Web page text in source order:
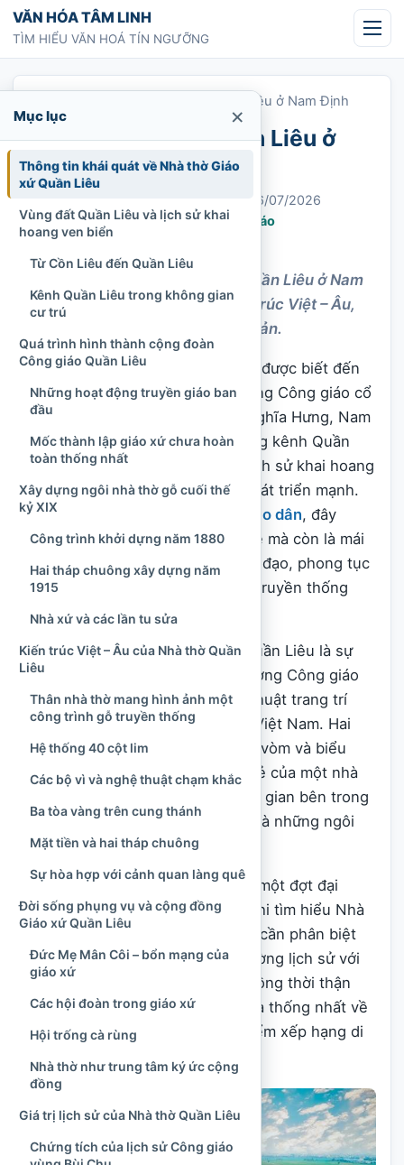
Chuyển tới nội dung
VĂN HÓA TÂM LINH
TÌM HIỂU VĂN HOÁ TÍN NGƯỠNG
Nhà thờ Giáo xứ Quần Liêu ở Nam Định
Nhà thờ Giáo xứ Quần Liêu ở
Nam Định
Cập nhật: 26/07/2026
Nhà thờ, thánh thất và cơ sở tôn giáo
1.150 lượt xem
Khám phá Nhà thờ Giáo xứ Quần Liêu ở Nam
Định, lịch sử hình thành, kiến trúc Việt – Âu,
đời sống giáo xứ và giá trị di sản.
Nhà thờ Giáo xứ Quần Liêu từng được biết đến
như một trong những thánh đường Công giáo cổ
có kiến trúc đặc sắc của vùng Nghĩa Hưng, Nam
Định. Ngôi nhà thờ nằm bên dòng kênh Quần
Liêu, giữa một vùng cư dân có lịch sử khai hoang
lâu đời và đời sốngCông giáo
phát triển mạnh.
Trong ký ức của nhiều thế hệ
giáo dân, đây
không chỉ là nơi cử hành thánh lễ mà còn là mái
nhà chung, nơi lưu giữ lịch sử xứ đạo, phong tục
cộng đồng và dấu ấn nghề mộc truyền thống
của đồng bằng Bắc Bộ.
Điểm đáng chú ý của Nhà thờ Quần Liêu là sự
kết hợp giữa hình thức thánh đường Công giáo
với kết cấu gỗ, hệ mái và nghệ thuật trang trí
mang nhiều đặc trưng kiến trúc Việt Nam. Hai
tháp chuông ở mặt tiền, các cửa vòm và biểu
tượng Công giáo tạo nên dáng vẻ của một nhà
thờ phương Tây; trong khi không gian bên trong
lại gợi liên tưởng đến đình, đền và những ngôi
nhà gỗ cổ truyền.
Từ năm 2025, nhà thờ bước vào một đợt đại
trùng tu có quy mô lớn. Vì vậy, khi tìm hiểu Nhà
thờ Giáo xứ Quần Liêu hiện nay, cần phân biệt
giữa kiến trúc của ngôi thánh đường lịch sử với
công trình đang được tái thiết, đồng thời thận
trọng trước những thông tin chưa thống nhất về
mốc thành lập giáo xứ và thời điểm xếp hạng di
Mục lục ×
Thông tin khái quát về Nhà thờ Giáo
xứ Quần Liêu
Vùng đất Quần Liêu và lịch sử khai
hoang ven biển
Từ Cồn Liêu đến Quần Liêu
Kênh Quần Liêu trong không gian
cư trú
Quá trình hình thành cộng đoàn
Công giáo Quần Liêu
Những hoạt động truyền giáo ban
đầu
Mốc thành lập giáo xứ chưa hoàn
toàn thống nhất
Xây dựng ngôi nhà thờ gỗ cuối thế
kỷ XIX
Công trình khởi dựng năm 1880
Hai tháp chuông xây dựng năm
1915
Nhà xứ và các lần tu sửa
Kiến trúc Việt – Âu của Nhà thờ Quần
Liêu
Thân nhà thờ mang hình ảnh một
công trình gỗ truyền thống
Hệ thống 40 cột lim
Các bộ vì và nghệ thuật chạm khắc
Ba tòa vàng trên cung thánh
Mặt tiền và hai tháp chuông
Sự hòa hợp với cảnh quan làng quê
Đời sống phụng vụ và cộng đồng
Giáo xứ Quần Liêu
Đức Mẹ Mân Côi – bổn mạng của
giáo xứ
Các hội đoàn trong giáo xứ
Hội trống cà rùng
Nhà thờ như trung tâm ký ức cộng
đồng
Giá trị lịch sử của Nhà thờ Quần Liêu
Chứng tích của lịch sử Công giáo